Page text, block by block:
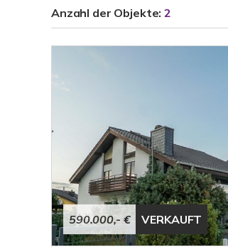
Anzahl der Objekte:2
590.000,- € VERKAUFT